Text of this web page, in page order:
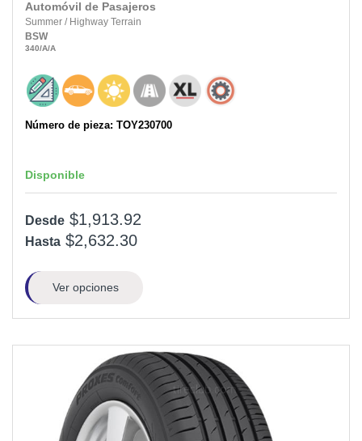
Automóvil de Pasajeros
Summer / Highway Terrain
BSW
340/A/A
Número de pieza: TOY230700
Disponible
Desde $1,913.92
Hasta $2,632.30
Ver opciones